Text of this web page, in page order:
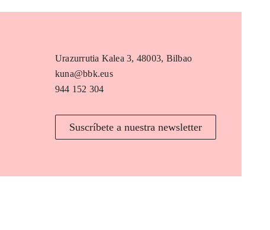
Urazurrutia Kalea 3, 48003, Bilbao
kuna@bbk.eus
944 152 304
Suscríbete a nuestra newsletter